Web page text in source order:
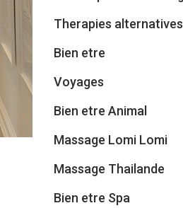
Therapies alternatives
Bien etre
Voyages
Bien etre Animal
Massage Lomi Lomi
Massage Thailande
Bien etre Spa